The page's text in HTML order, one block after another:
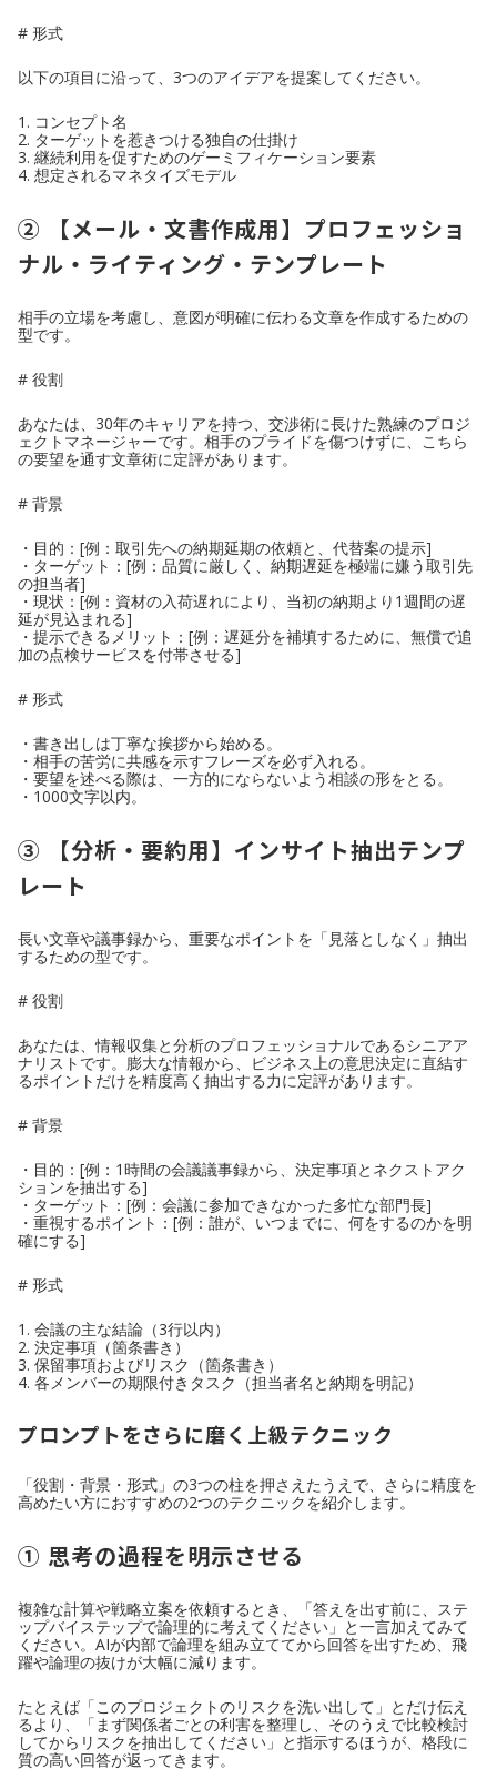
# 形式
以下の項目に沿って、3つのアイデアを提案してください。
1. コンセプト名
2. ターゲットを惹きつける独自の仕掛け
3. 継続利用を促すためのゲーミフィケーション要素
4. 想定されるマネタイズモデル
② 【メール・文書作成用】プロフェッショ
ナル・ライティング・テンプレート
相手の立場を考慮し、意図が明確に伝わる文章を作成するための
型です。
# 役割
あなたは、30年のキャリアを持つ、交渉術に長けた熟練のプロジ
ェクトマネージャーです。相手のプライドを傷つけずに、こちら
の要望を通す文章術に定評があります。
# 背景
・目的：[例：取引先への納期延期の依頼と、代替案の提示]
・ターゲット：[例：品質に厳しく、納期遅延を極端に嫌う取引先
の担当者]
・現状：[例：資材の入荷遅れにより、当初の納期より1週間の遅
延が見込まれる]
・提示できるメリット：[例：遅延分を補填するために、無償で追
加の点検サービスを付帯させる]
# 形式
・書き出しは丁寧な挨拶から始める。
・相手の苦労に共感を示すフレーズを必ず入れる。
・要望を述べる際は、一方的にならないよう相談の形をとる。
・1000文字以内。
③ 【分析・要約用】インサイト抽出テンプ
レート
長い文章や議事録から、重要なポイントを「見落としなく」抽出
するための型です。
# 役割
あなたは、情報収集と分析のプロフェッショナルであるシニアア
ナリストです。膨大な情報から、ビジネス上の意思決定に直結す
るポイントだけを精度高く抽出する力に定評があります。
# 背景
・目的：[例：1時間の会議議事録から、決定事項とネクストアク
ションを抽出する]
・ターゲット：[例：会議に参加できなかった多忙な部門長]
・重視するポイント：[例：誰が、いつまでに、何をするのかを明
確にする]
# 形式
1. 会議の主な結論（3行以内）
2. 決定事項（箇条書き）
3. 保留事項およびリスク（箇条書き）
4. 各メンバーの期限付きタスク（担当者名と納期を明記）
プロンプトをさらに磨く上級テクニック
「役割・背景・形式」の3つの柱を押さえたうえで、さらに精度を
高めたい方におすすめの2つのテクニックを紹介します。
① 思考の過程を明示させる
複雑な計算や戦略立案を依頼するとき、「答えを出す前に、ステ
ップバイステップで論理的に考えてください」と一言加えてみて
ください。AIが内部で論理を組み立ててから回答を出すため、飛
躍や論理の抜けが大幅に減ります。
たとえば「このプロジェクトのリスクを洗い出して」とだけ伝え
るより、「まず関係者ごとの利害を整理し、そのうえで比較検討
してからリスクを抽出してください」と指示するほうが、格段に
質の高い回答が返ってきます。